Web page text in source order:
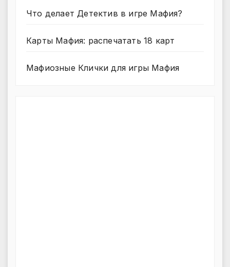
Что делает Детектив в игре Мафия?
Карты Мафия: распечатать 18 карт
Мафиозные Клички для игры Мафия